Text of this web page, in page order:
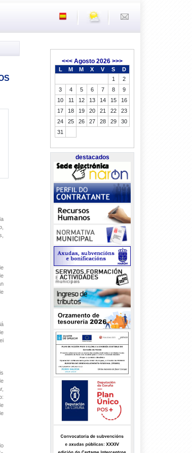
<<< Agosto 2026 >>>
L M M X V S
D
1
2
3
4 5 6 7 8
9
10
11 12 13 14 15
16
17
18 19 20 21 22
23
24
25 26 27 28 29
30
31
destacados